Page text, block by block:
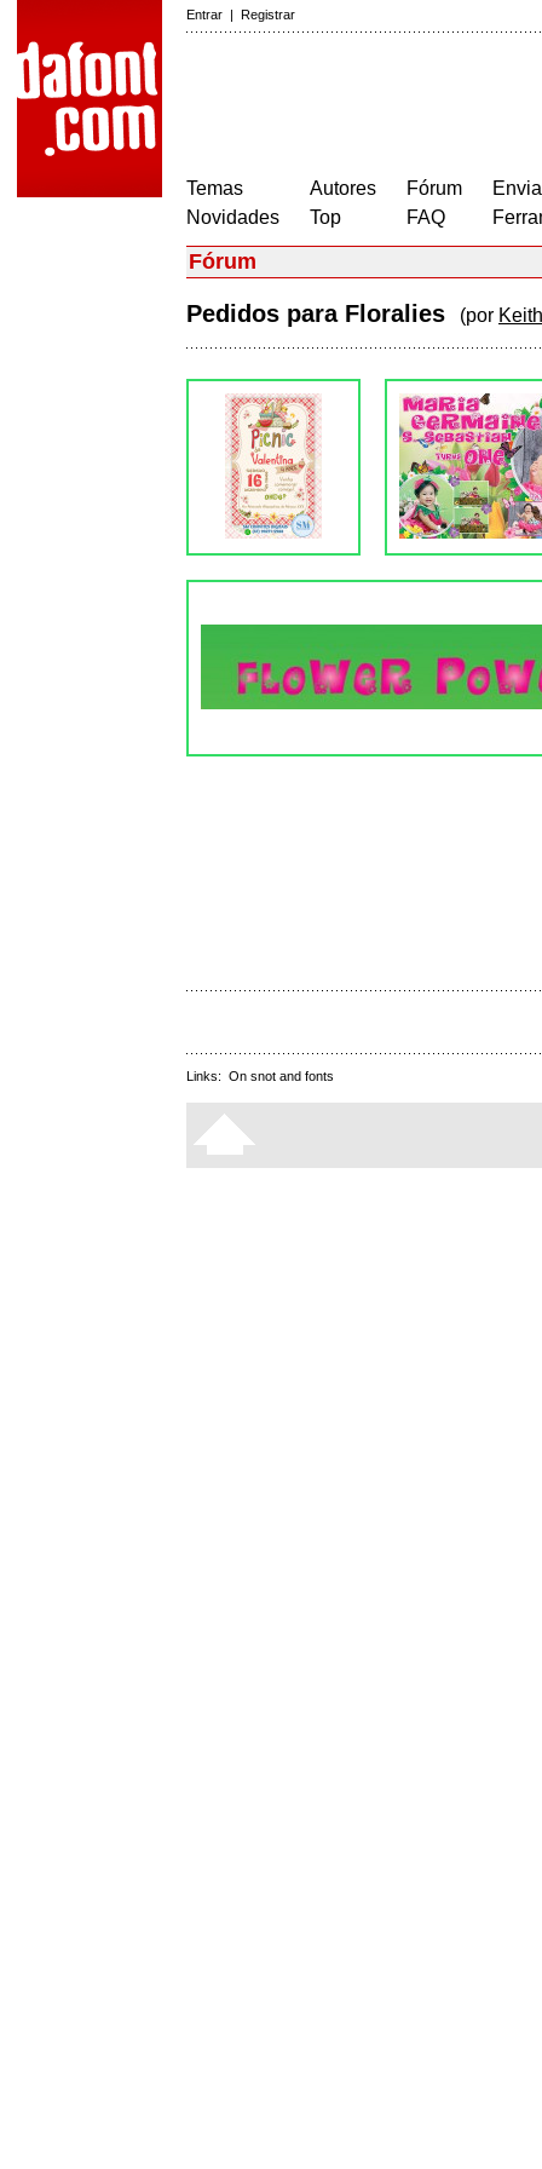
Entrar | Registrar
Temas
Novidades
Autores
Top
Fórum
FAQ
Fórum
Pedidos para Floralies (por
Links: On snot and fonts